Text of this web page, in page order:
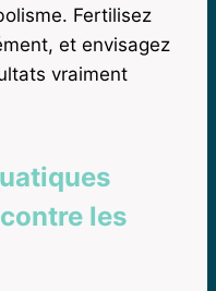
Fertilisez
et envisagez
vraiment
les